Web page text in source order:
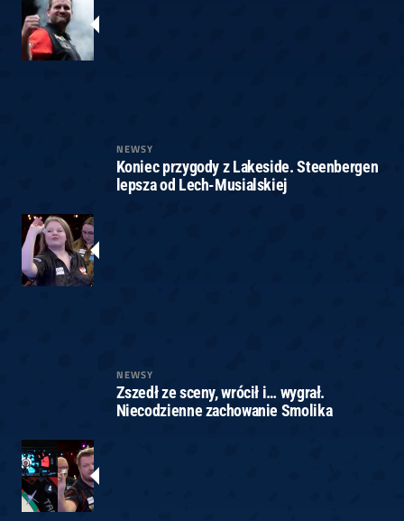
NEWSY
Koniec przygody z Lakeside. Steenbergen
lepsza od Lech-Musialskiej
NEWSY
Zszedł ze sceny, wrócił i… wygrał.
Niecodzienne zachowanie Smolika